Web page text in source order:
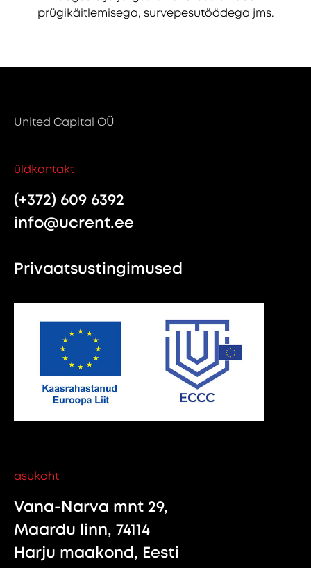
prügikäitlemisega, survepesutöödega jms.
United Capital OÜ
üldkontakt
(+372) 609 6392
info@ucrent.ee
Privaatsustingimused
asukoht
Vana-Narva mnt 29,
Maardu linn, 74114
Harju maakond, Eesti